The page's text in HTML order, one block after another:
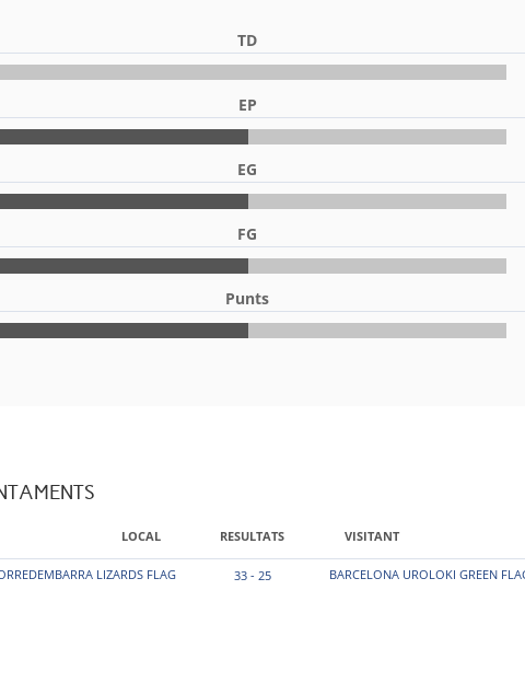
TD
EP
EG
FG
Punts
LOCAL RESULTATS VISITANT
LIZARDS FLAG 33 - 25 BARCELONA UROLOKI GREEN